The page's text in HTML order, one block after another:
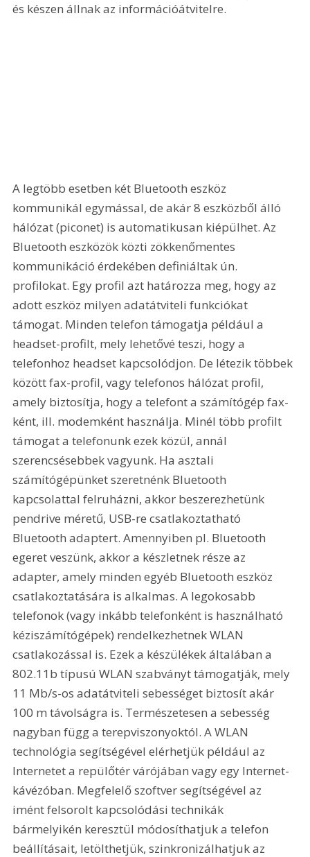
és készen állnak az információátvitelre.
A legtöbb esetben két Bluetooth eszköz
kommunikál egymással, de akár 8 eszközből álló
hálózat (piconet) is automatikusan kiépülhet. Az
Bluetooth eszközök közti zökkenőmentes
kommunikáció érdekében definiáltak ún.
profilokat. Egy profil azt határozza meg, hogy az
adott eszköz milyen adatátviteli funkciókat
támogat. Minden telefon támogatja például a
headset-profilt, mely lehetővé teszi, hogy a
telefonhoz headset kapcsolódjon. De létezik többek
között fax-profil, vagy telefonos hálózat profil,
amely biztosítja, hogy a telefont a számítógép fax-
ként, ill. modemként használja. Minél több profilt
támogat a telefonunk ezek közül, annál
szerencsésebbek vagyunk. Ha asztali
számítógépünket szeretnénk Bluetooth
kapcsolattal felruházni, akkor beszerezhetünk
pendrive méretű, USB-re csatlakoztatható
Bluetooth adaptert. Amennyiben pl. Bluetooth
egeret veszünk, akkor a készletnek része az
adapter, amely minden egyéb Bluetooth eszköz
csatlakoztatására is alkalmas. A legokosabb
telefonok (vagy inkább telefonként is használható
kéziszámítógépek) rendelkezhetnek WLAN
csatlakozással is. Ezek a készülékek általában a
802.11b típusú WLAN szabványt támogatják, mely
11 Mb/s-os adatátviteli sebességet biztosít akár
100 m távolságra is. Természetesen a sebesség
nagyban függ a terepviszonyoktól. A WLAN
technológia segítségével elérhetjük például az
Internetet a repülőtér várójában vagy egy Internet-
kávézóban. Megfelelő szoftver segítségével az
imént felsorolt kapcsolódási technikák
bármelyikén keresztül módosíthatjuk a telefon
beállításait, letölthetjük, szinkronizálhatjuk az